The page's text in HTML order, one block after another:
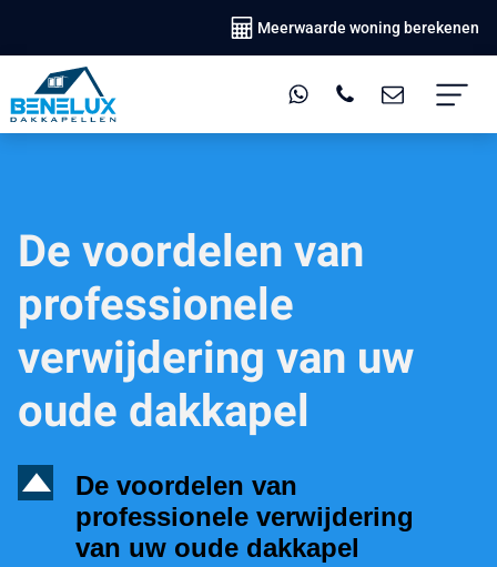
Meerwaarde woning berekenen
De voordelen van
professionele
verwijdering van uw
oude dakkapel
D
De voordelen van
professionele verwijdering
van uw oude dakkapel